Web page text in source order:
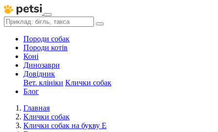
Породи собак
Породи котів
Коні
Динозаври
Довідник
Вет. клініки Клички собак
Блог
Главная
Клички собак
Клички собак на букву Е